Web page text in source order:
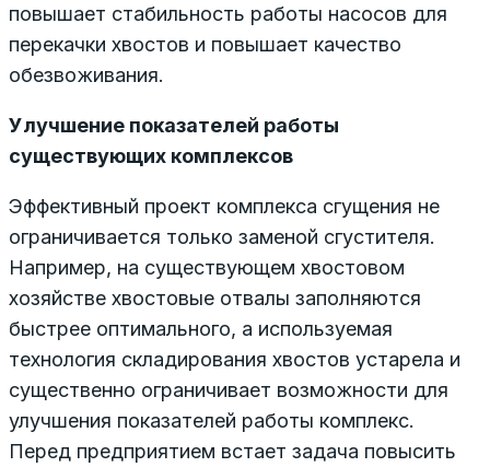
повышает стабильность работы насосов для
перекачки хвостов и повышает качество
обезвоживания.
Улучшение показателей работы
существующих комплексов
Эффективный проект комплекса сгущения не
ограничивается только заменой сгустителя.
Например, на существующем хвостовом
хозяйстве хвостовые отвалы заполняются
быстрее оптимального, а используемая
технология складирования хвостов устарела и
существенно ограничивает возможности для
улучшения показателей работы комплекс.
Перед предприятием встает задача повысить